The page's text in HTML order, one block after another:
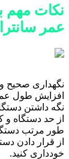
نکات مهم
عمر
نگهداری صحیح
افزایش طول
نگه داشتن
از حد دستگاه و
طور مرتب
از قرار دادن
خودداری کنید.